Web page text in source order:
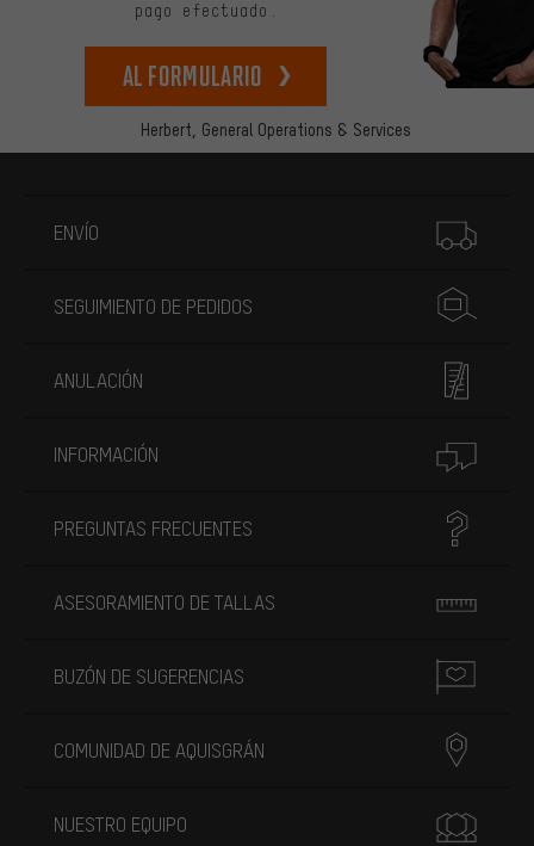
Herbert, General Operations & Services
pago efectuado.
Al formulario
ENVÍO
SEGUIMIENTO DE PEDIDOS
ANULACIÓN
INFORMACIÓN
PREGUNTAS FRECUENTES
ASESORAMIENTO DE TALLAS
BUZÓN DE SUGERENCIAS
COMUNIDAD DE AQUISGRÁN
NUESTRO EQUIPO